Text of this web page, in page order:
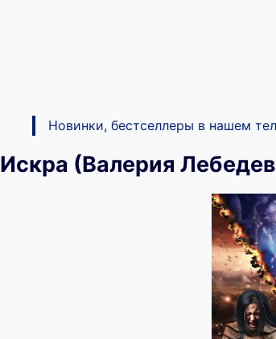
Новинки, бестселлеры в нашем
Искра (Валерия